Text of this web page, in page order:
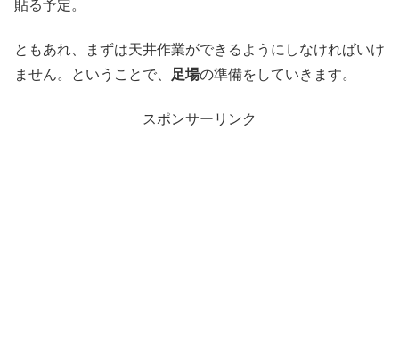
貼る予定。
ともあれ、まずは天井作業ができるようにしなければいけ
ません。ということで、
足場の準備をしていきます。
スポンサーリンク